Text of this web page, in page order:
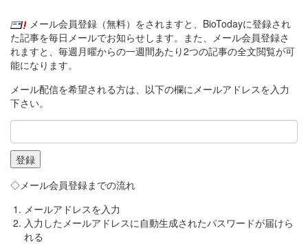
メール会員登録（無料）をされますと、BioTodayに登録され
た記事を毎日メールでお知らせします。また、メール会員登録さ
れますと、毎週月曜からの一週間あたり2つの記事の全文閲覧が可
能になります。
メール配信を希望される方は、以下の欄にメールアドレスを入力
下さい。
◇メール会員登録までの流れ
メールアドレスを入力
入力したメールアドレスに自動生成されたパスワードが届けら
れる